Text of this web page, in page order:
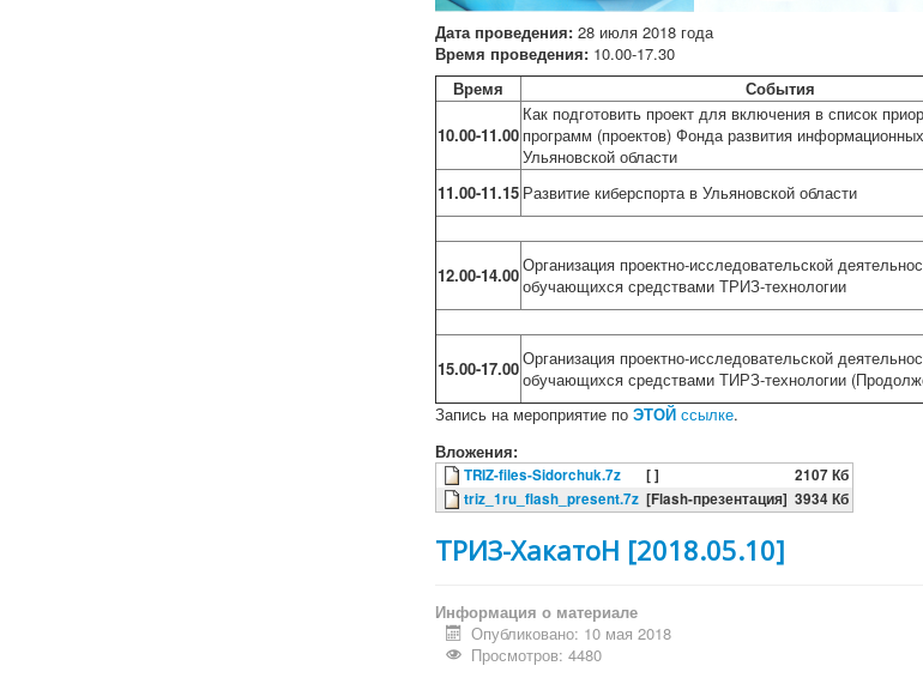
Дата проведения:28 июля 2018 года
Время проведения:10.00-17.30
Время
События
10.00-11.00
Как подготовить проект для включения в список
программ (проектов) Фонда развития
Ульяновской области
11.00-11.15 Развитие киберспорта в Ульяновской области
12.00-14.00Организация проектно-исследовательской
обучающихся средствами ТРИЗ-технологии
15.00-17.00Организация проектно-исследовательской
обучающихся средствами ТИРЗ-технологии
Запись на мероприятие по ЭТОЙссылке.
Вложения:
TRIZ-files-Sidorchuk.7z [ ]
2107 Кб
triz_1ru_flash_present.7z [Flash-презентация] 3934 Кб
ТРИЗ-ХакатоН [2018.05.10]
Информация о материале
Опубликовано: 10 мая 2018
Просмотров: 4480